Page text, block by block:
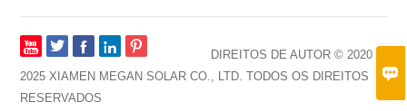

    
DIREITOS DE AUTOR © 2020 ~
2025 XIAMEN MEGAN SOLAR CO., LTD. TODOS OS DIREITOS
RESERVADOS